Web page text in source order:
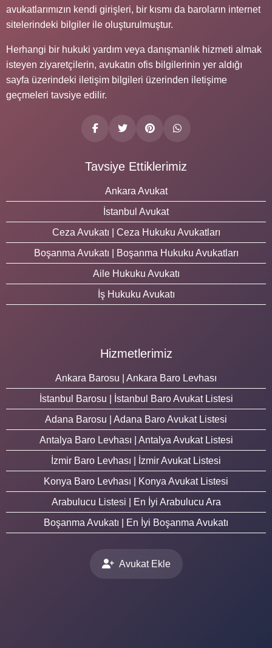
avukatlarımızın kendi girişleri, bir kısmı da baroların internet
sitelerindeki bilgiler ile oluşturulmuştur.
Herhangi bir hukuki yardım veya danışmanlık hizmeti almak
isteyen ziyaretçilerin, avukatın ofis bilgilerinin yer aldığı
sayfa üzerindeki iletişim bilgileri üzerinden iletişime
geçmeleri tavsiye edilir.
Tavsiye Ettiklerimiz
Ankara Avukat
İstanbul Avukat
Ceza Avukatı | Ceza Hukuku Avukatları
Boşanma Avukatı | Boşanma Hukuku Avukatları
Aile Hukuku Avukatı
İş Hukuku Avukatı
Hizmetlerimiz
Ankara Barosu | Ankara Baro Levhası
İstanbul Barosu | İstanbul Baro Avukat Listesi
Adana Barosu | Adana Baro Avukat Listesi
Antalya Baro Levhası | Antalya Avukat Listesi
İzmir Baro Levhası | İzmir Avukat Listesi
Konya Baro Levhası | Konya Avukat Listesi
Arabulucu Listesi | En İyi Arabulucu Ara
Boşanma Avukatı | En İyi Boşanma Avukatı
Avukat Ekle